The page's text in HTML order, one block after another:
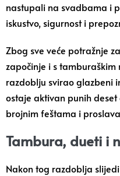
nastupali na svadbama i
iskustvo, sigurnost i
Zbog sve veće potražnje
započinje i s
razdoblju svirao glazbeni
ostaje aktivan punih
brojnim feštama i
Tambura, dueti i
Nakon tog razdoblja